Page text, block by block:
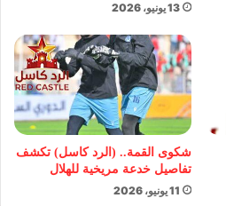
13 يونيو، 2026
شكوى القمة.. (الرد كاسل) تكشف
تفاصيل خدعة مريخية للهلال
11 يونيو، 2026